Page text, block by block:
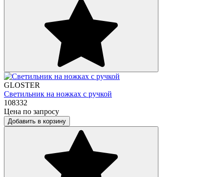
GLOSTER
Светильник на ножках с ручкой
108332
Цена по запросу
Добавить в корзину